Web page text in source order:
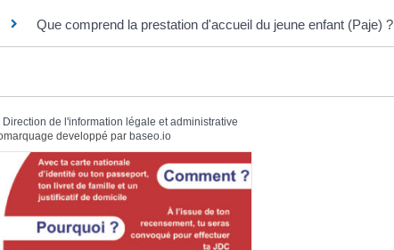
Que comprend la prestation d'accueil du jeune enfant (Paje) ?
Direction de l'information légale et administrative
developpé par baseo.io